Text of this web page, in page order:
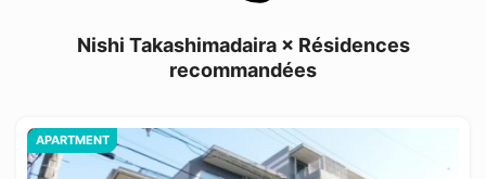
Nishi Takashimadaira × Résidences
recommandées
APARTMENT